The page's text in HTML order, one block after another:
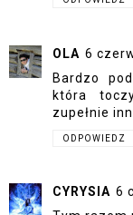
OLA 6
Bardzo
która
zupełnie
ODPOWIEDZ
CYRYSIA 6